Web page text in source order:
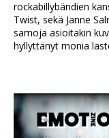
rockabillybändien
Twist, sekä Janne
samoja asioitakin
hyllyttänyt monia